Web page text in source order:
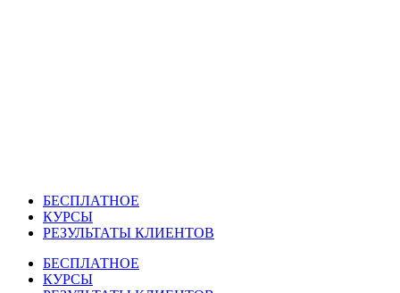
БЕСПЛАТНОЕ
КУРСЫ
РЕЗУЛЬТАТЫ КЛИЕНТОВ
БЕСПЛАТНОЕ
КУРСЫ